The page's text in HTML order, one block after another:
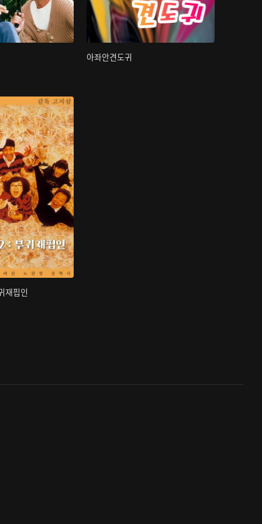
아좌안견도귀
재핍인